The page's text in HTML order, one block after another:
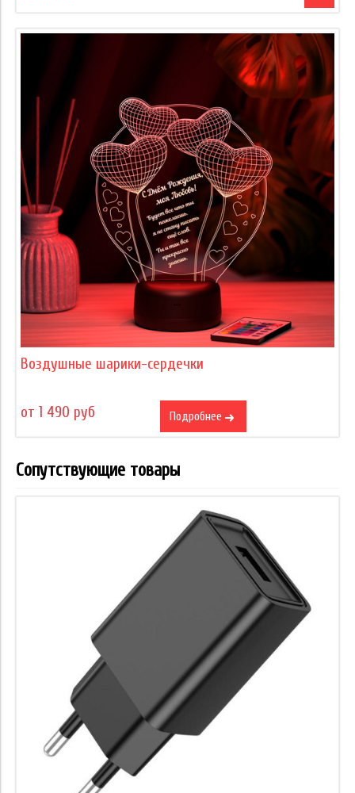
Воздушные шарики-сердечки
от 1 490 руб Подробнее
Сопутствующие товары